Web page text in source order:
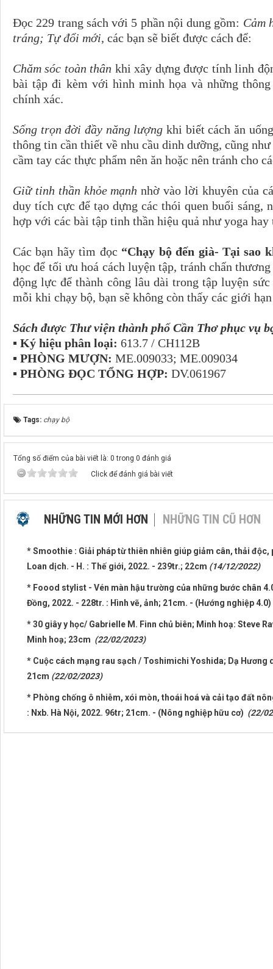
Đọc 229 trang sách với 5 phần nội dung gồm: Cảm
tráng; Tự đổi mới, các bạn sẽ biết được cách để:
Chăm sóc toàn thân khi xây dựng được tính linh
bài tập đi kèm với hình minh họa và những
chính xác.
Sống trọn đời đầy năng lượng khi biết cách ăn
thông tin cần thiết về nhu cầu dinh dưỡng, cũng
cầm tay các thực phẩm nên ăn hoặc nên tránh cho
Giữ tinh thần khỏe mạnh nhờ vào lời khuyên của
duy tích cực để tạo dựng các thói quen buổi sáng,
hợp với các bài tập tinh thần hiệu quả như yoga hay
Các bạn hãy tìm đọc “Chạy bộ đến già- Tại sao
học để tối ưu hoá cách luyện tập, tránh chấn
động lực để thành công lâu dài trong tập luyện
mỗi khi chạy bộ, bạn sẽ không còn thấy các giới
Sách được Thư viện thành phố Cần Thơ phục vụ
▪ Ký hiệu phân loại: 613.7 / CH112B
▪ PHÒNG MƯỢN: ME.009033; ME.009034
▪ PHÒNG ĐỌC TỔNG HỢP: DV.061967
Tags: chạy bộ
Tổng số điểm của bài viết là: 0 trong 0 đánh giá
Click để đánh giá bài viết
NHỮNG TIN MỚI HƠN NHỮNG TIN CŨ HƠN
* Smoothie : Giải pháp từ thiên nhiên giúp giảm cân, thải
Loan dịch. - H. : Thế giới, 2022. - 239tr.; 22cm (14/12/2022)
* Foood stylist - Vén màn hậu trường của những bước chân
Đồng, 2022. - 228tr. : Hình vẽ, ảnh; 21cm. - (Hướng nghiệp 4.0)
* 30 giây y học/ Gabrielle M. Finn chủ biên; Minh hoạ: Steve
Minh hoạ; 23cm (22/02/2023)
* Cuộc cách mạng rau sạch / Toshimichi Yoshida; Dạ Hương
21cm (22/02/2023)
* Phòng chống ô nhiễm, xói mòn, thoái hoá và cải tạo đất
: Nxb. Hà Nội, 2022. 96tr; 21cm. - (Nông nghiệp hữu cơ) (22/